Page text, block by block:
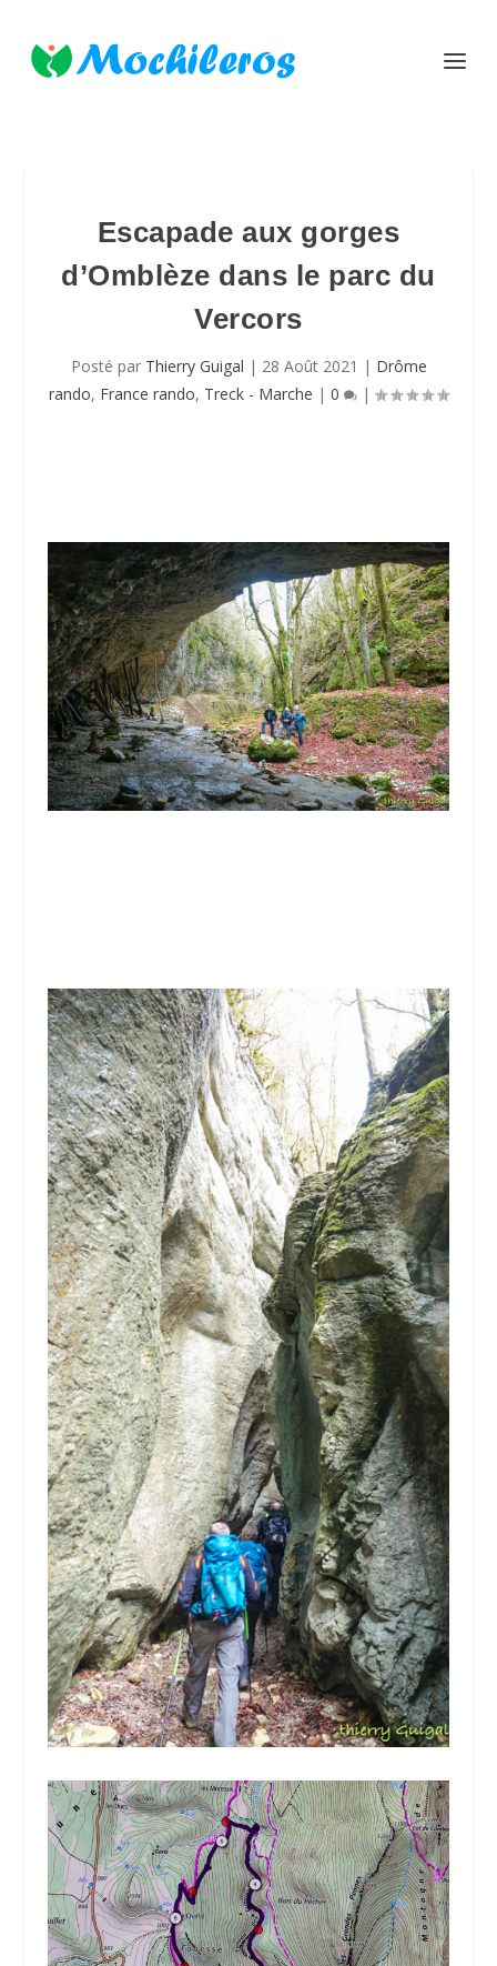
Escapade aux gorges
d’Omblèze dans le parc du
Vercors
Posté par Thierry Guigal | 28 Août 2021 | Drôme
rando, France rando, Treck - Marche | 0 |